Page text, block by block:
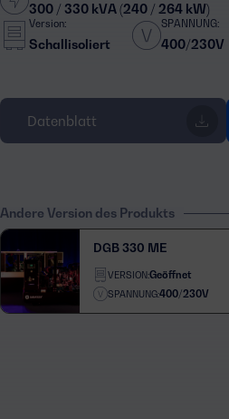
300 / 330 kVA (240 / 264 kW)
Version:
Schallisoliert
SPANNUNG:
400/230V
Datenblatt
Andere Version des Produkts
DGB 330 ME
VERSION:Geöffnet
SPANNUNG:400/230V